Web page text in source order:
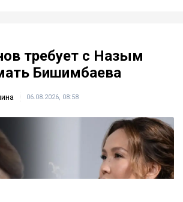
требует с Назым
Бишимбаева
06.08.2026, 08:58